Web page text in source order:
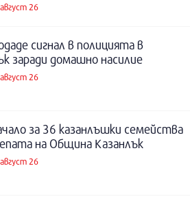
26
сигнал в полицията в
заради домашно насилие
26
за 36 казанлъшки семейства
на Община Казанлък
26